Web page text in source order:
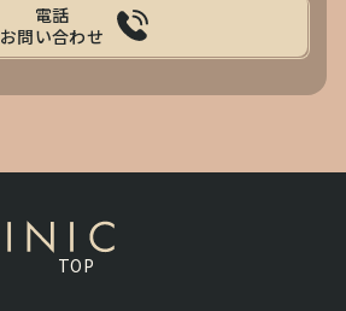
電話
お問い合わせ
TOP